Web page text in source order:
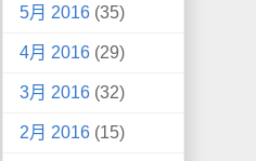
5月 2016 (35)
4月 2016 (29)
3月 2016 (32)
2月 2016 (15)